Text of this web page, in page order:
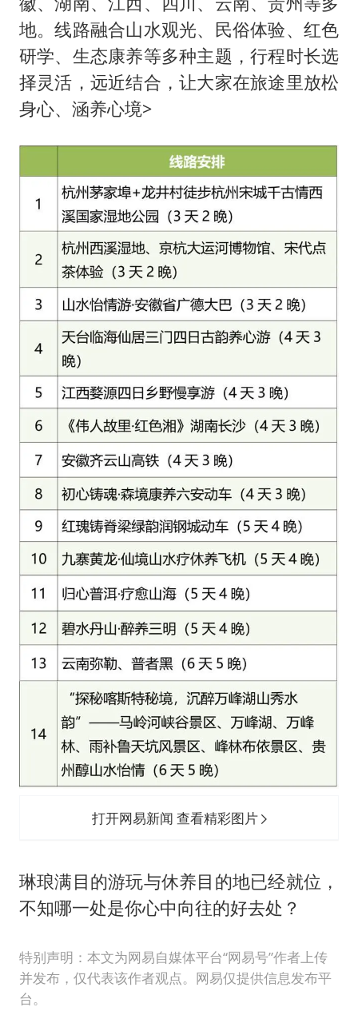
地。线路融合山水观光、民俗体验、红色
研学、生态康养等多种主题，行程时长选
择灵活，远近结合，让大家在旅途里放松
身心、涵养心境>
打开网易新闻 查看精彩图片
琳琅满目的游玩与休养目的地已经就位，
不知哪一处是你心中向往的好去处？
特别声明：本文为网易自媒体平台“网易号”作者上传
并发布，仅代表该作者观点。网易仅提供信息发布平
台。